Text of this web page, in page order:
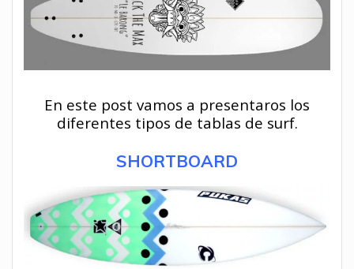
En este post vamos a presentaros los
diferentes tipos de tablas de surf.
SHORTBOARD